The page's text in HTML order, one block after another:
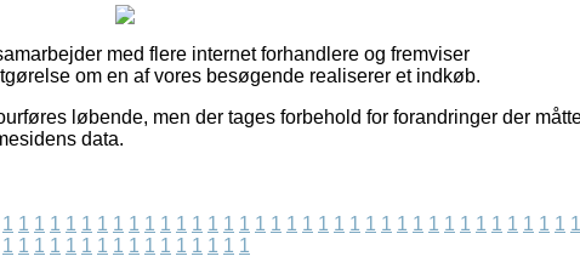
med flere internet forhandlere og fremviser
om en af vores besøgende realiserer et indkøb.
løbende, men der tages forbehold for forandringer der
data.
1 1 1 1 1 1 1 1 1 1 1 1 1 1 1 1 1 1 1 1 1 1 1 1 1 1 1 1 1 1 1 1 1 1 1 1 1
1 1 1 1 1 1 1 1 1 1 1 1 1 1 1 1